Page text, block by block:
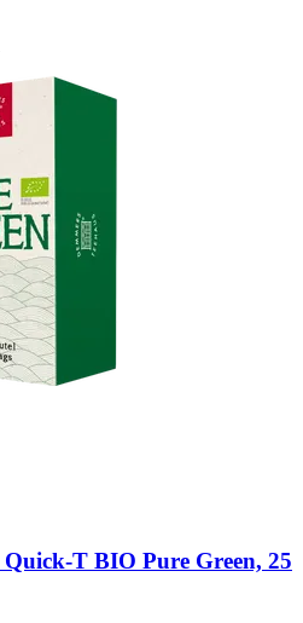
Quick-​T BIO Pure Green, 25